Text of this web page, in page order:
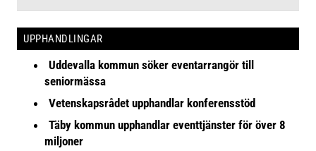
UPPHANDLINGAR
Uddevalla kommun söker eventarrangör till
seniormässa
Vetenskapsrådet upphandlar konferensstöd
Täby kommun upphandlar eventtjänster för över 8
miljoner